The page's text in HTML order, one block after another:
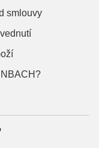
smlouvy